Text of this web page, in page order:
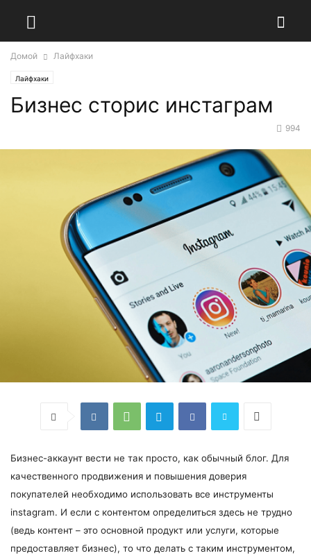
Домой Лайфхаки
Лайфхаки
Бизнес сторис инстаграм
994
Бизнес-аккаунт вести не так просто, как обычный блог. Для
качественного продвижения и повышения доверия
покупателей необходимо использовать все инструменты
instagram. И если с контентом определиться здесь не трудно
(ведь контент – это основной продукт или услуги, которые
предоставляет бизнес), то что делать с таким инструментом,